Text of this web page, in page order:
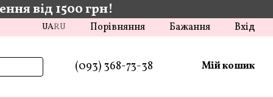
від 1500 грн!
UARU Порівняння Бажання Вхід
(093) 368-73-38 Мій кошик